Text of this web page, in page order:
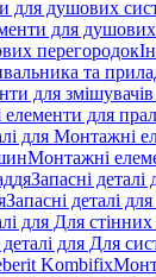
для душових
для душових
перегородок
та
для
для
для Монтажні
Монтажні
Запасні деталі
Запасні деталі
для Для
деталі для Для
Kombifix